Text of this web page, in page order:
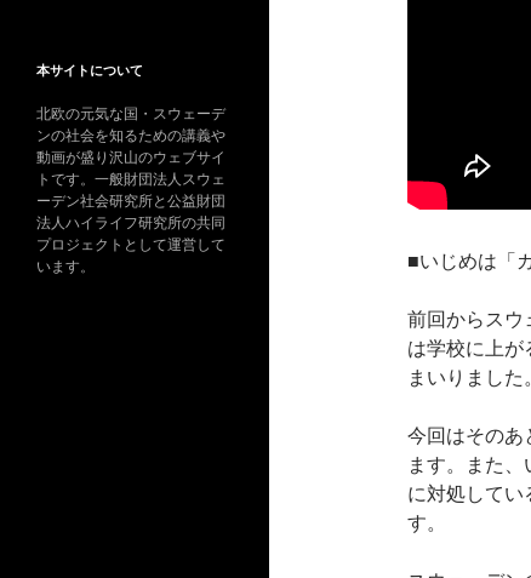
■いじめは「
前回からスウ
は学校に上が
まいりました。
今回はそのあ
ます。また
に対処してい
す。
本サイトについて
北欧の元気な国・スウェーデ
ンの社会を知るための講義や
動画が盛り沢山のウェブサイ
トです。一般財団法人スウェ
ーデン社会研究所と公益財団
法人ハイライフ研究所の共同
プロジェクトとして運営して
います。